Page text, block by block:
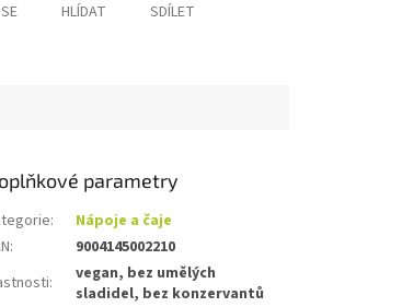
HLÍDAT SDÍLET
parametry
:
Nápoje a čaje
:
9004145002210
:
vegan, bez umělých
sladidel, bez konzervantů